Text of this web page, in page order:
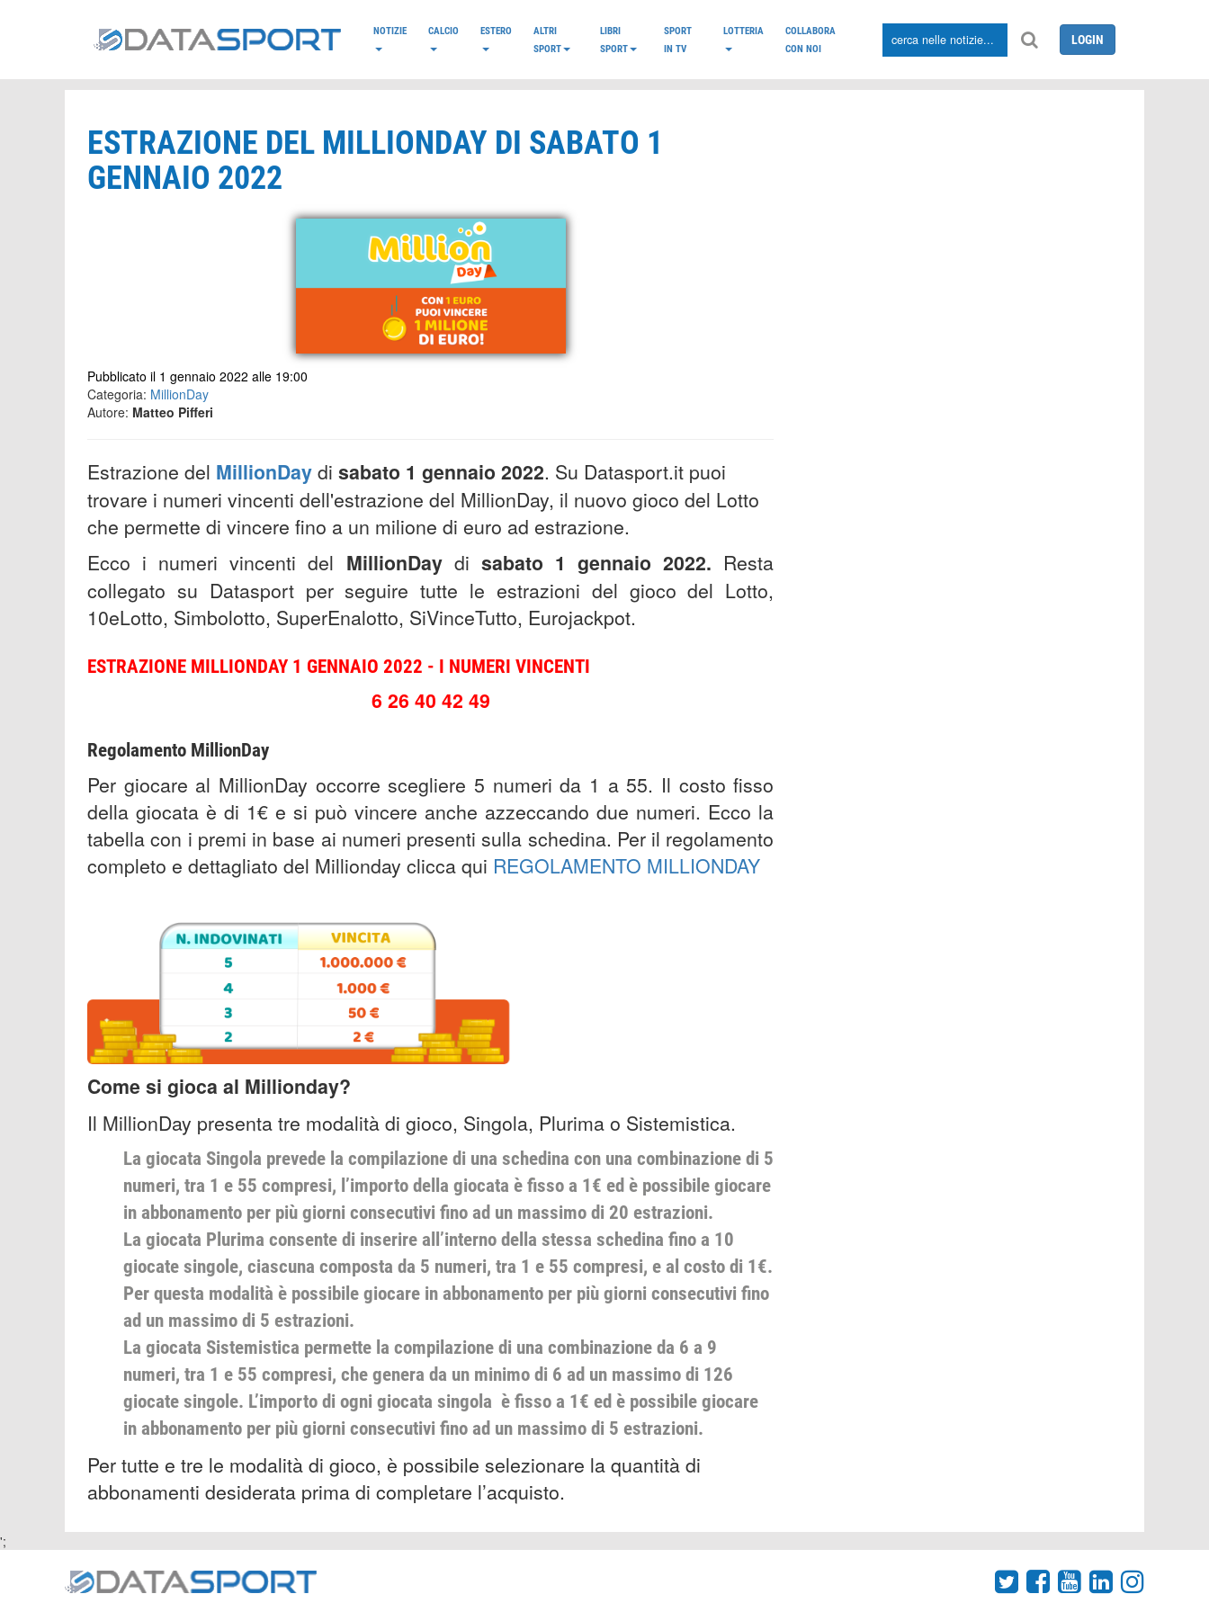
NOTIZIE CALCIO ESTERO
ALTRI
SPORT
LIBRI
SPORT
SPORT
IN TV
LOTTERIA
COLLABORA
CON NOI
LOGIN
ESTRAZIONE DEL MILLIONDAY DI SABATO 1
GENNAIO 2022
Pubblicato il 1 gennaio 2022 alle 19:00
Categoria: MillionDay
Autore: Matteo Pifferi
Estrazione del MillionDay di sabato 1 gennaio 2022. Su Datasport.it puoi
trovare i numeri vincenti dell'estrazione del MillionDay, il nuovo gioco del Lotto
che permette di vincere fino a un milione di euro ad estrazione.
Ecco i numeri vincenti del MillionDaydi sabato 1 gennaio 2022. Resta
collegato su Datasport per seguire tutte le estrazioni del gioco del Lotto,
10eLotto, Simbolotto, SuperEnalotto, SiVinceTutto, Eurojackpot.
ESTRAZIONE MILLIONDAY 1 GENNAIO 2022 - I NUMERI VINCENTI
6 26 40 42 49
Regolamento MillionDay
Per giocare al MillionDay occorre scegliere 5 numeri da 1 a 55. Il costo fisso
della giocata è di 1€ e si può vincere anche azzeccando due numeri. Ecco la
tabella con i premi in base ai numeri presenti sulla schedina. Per il regolamento
completo e dettagliato del Millionday clicca qui REGOLAMENTO MILLIONDAY
Come si gioca al Millionday?
Il MillionDay presenta tre modalità di gioco, Singola, Plurima o Sistemistica.
La giocata Singola prevede la compilazione di una schedina con una combinazione di 5
numeri, tra 1 e 55 compresi, l’importo della giocata è fisso a 1€ ed è possibile giocare
in abbonamento per più giorni consecutivi fino ad un massimo di 20 estrazioni.
La giocata Plurima consente di inserire all’interno della stessa schedina fino a 10
giocate singole, ciascuna composta da 5 numeri, tra 1 e 55 compresi, e al costo di 1€.
Per questa modalità è possibile giocare in abbonamento per più giorni consecutivi fino
ad un massimo di 5 estrazioni.
La giocata Sistemistica permette la compilazione di una combinazione da 6 a 9
numeri, tra 1 e 55 compresi, che genera da un minimo di 6 ad un massimo di 126
giocate singole. L’importo di ogni giocata singola è fisso a 1€ ed è possibile giocare
in abbonamento per più giorni consecutivi fino ad un massimo di 5 estrazioni.
Per tutte e tre le modalità di gioco, è possibile selezionare la quantità di
abbonamenti desiderata prima di completare l’acquisto.
';